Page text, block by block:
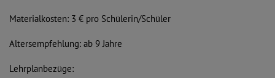
Materialkosten: 3 € pro Schülerin/Schüler
Altersempfehlung: ab 9 Jahre
Lehrplanbezüge: